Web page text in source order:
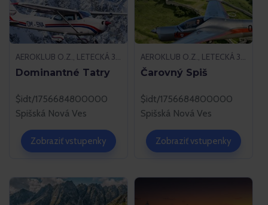
AEROKLUB O.Z., LETECKÁ 37, 052 01 SPIŠSKÁ NOVÁ VES
Dominantné Tatry
$idt/1756684800000
Spišská Nová Ves
Zobraziť vstupenky
AEROKLUB O.Z., LETECKÁ 37, 052 01 SPIŠSKÁ NOVÁ VES
Čarovný Spiš
$idt/1756684800000
Spišská Nová Ves
Zobraziť vstupenky